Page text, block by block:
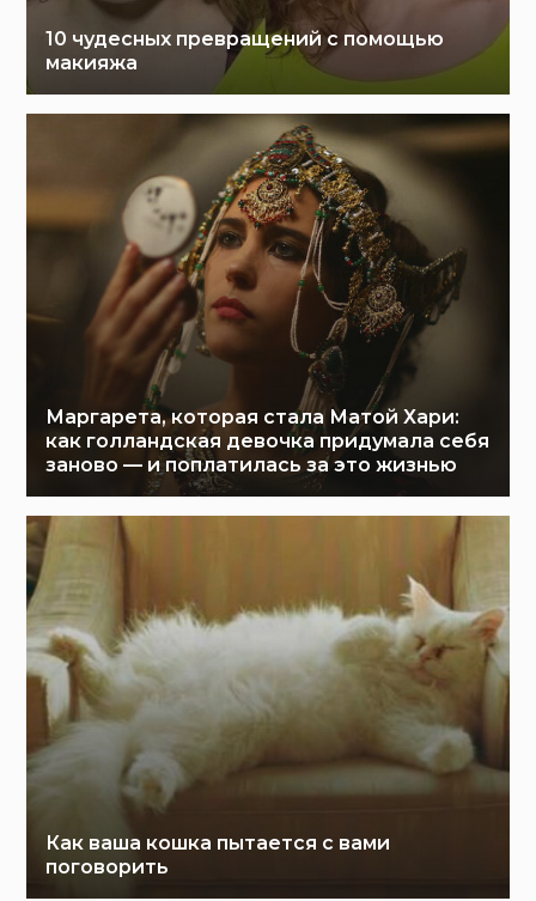
10 чудесных превращений с помощью
макияжа
Маргарета, которая стала Матой Хари:
как голландская девочка придумала себя
заново — и поплатилась за это жизнью
Как ваша кошка пытается с вами
поговорить